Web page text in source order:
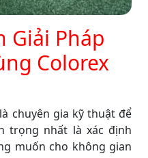
Giải Pháp
Colorex
chuyên gia kỹ thuật để
trọng nhất là xác định
muốn cho không gian